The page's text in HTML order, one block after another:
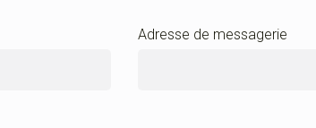
Adresse de messagerie